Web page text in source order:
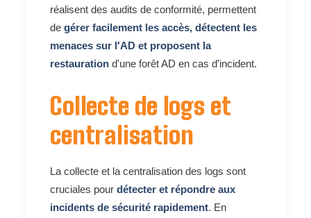
réalisent des audits de conformité, permettent
de gérer facilement les accès, détectent les
menaces sur l'AD et proposent la
restauration d'une forêt AD en cas d'incident.
Collecte de logs et
centralisation
La collecte et la centralisation des logs sont
cruciales pour détecter et répondre aux
incidents de sécurité rapidement. En